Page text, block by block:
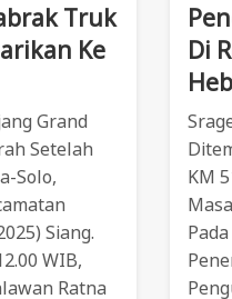
Truk
Ke
Grand
Setelah
Solo,
Siang.
WIB,
Ratna
Di
KM